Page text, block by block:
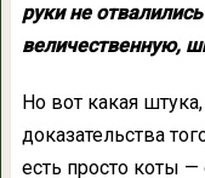
руки не
величественную,
Но вот какая
доказательства
есть просто коты